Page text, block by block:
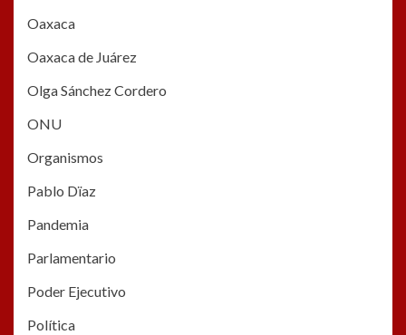
Oaxaca
Oaxaca de Juárez
Olga Sánchez Cordero
ONU
Organismos
Pablo Dïaz
Pandemia
Parlamentario
Poder Ejecutivo
Política